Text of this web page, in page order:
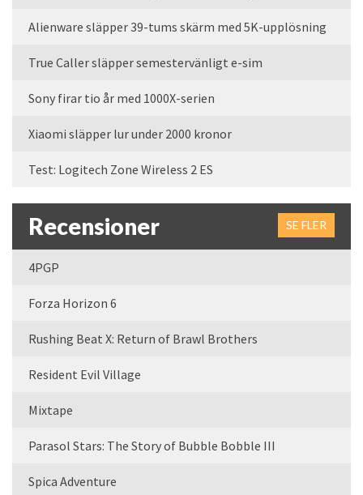
Alienware släpper 39-tums skärm med 5K-upplösning
True Caller släpper semestervänligt e-sim
Sony firar tio år med 1000X-serien
Xiaomi släpper lur under 2000 kronor
Test: Logitech Zone Wireless 2 ES
Recensioner SE FLER
4PGP
Forza Horizon 6
Rushing Beat X: Return of Brawl Brothers
Resident Evil Village
Mixtape
Parasol Stars: The Story of Bubble Bobble III
Spica Adventure